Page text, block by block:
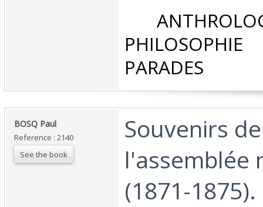
PHILOSOPHIE
PARADES‎
‎BOSQ Paul‎
Reference : 2140
See the book
‎Souvenirs de
l'assemblée
(1871-1875).‎